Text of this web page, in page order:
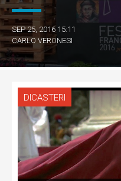
SEP 25, 2016 15:11
CARLO VERONESI
DICASTERI